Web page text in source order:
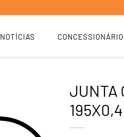
NOTÍCIAS
JUNTA
195X0,4